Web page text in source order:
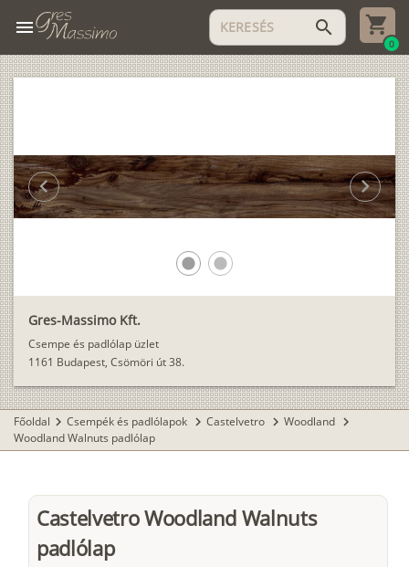
menu search
0
Gres-Massimo Kft.
Csempe és padlólap üzlet
1161 Budapest, Csömöri út 38.
lens lens
chevron_left chevron_right
Főoldal chevron_right Csempék és padlólapok chevron_right Castelvetro chevron_right Woodland chevron_right
Woodland Walnuts padlólap
Castelvetro Woodland Walnuts
padlólap